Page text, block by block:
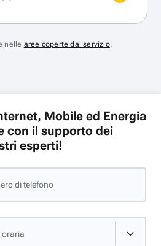
nelle aree coperte dal servizio.
Mobile ed Energia
con il supporto dei
esperti!
di telefono
oraria